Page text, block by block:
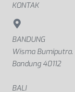
KONTAK
BANDUNG
Wisma Bumiputra.
Bandung 40112
BALI